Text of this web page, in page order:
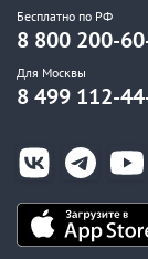
Бесплатно по РФ
8 800 200-
Для Москвы
8 499 112-